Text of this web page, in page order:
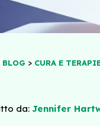
BLOG > CURA E
da: Jennifer